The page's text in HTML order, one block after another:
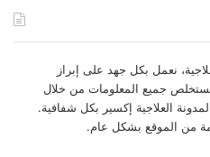
نعمل بكل جهد على إبراز
جميع المعلومات من خلال
العلاجية إكسير بكل شفافية.
من الموقع بشكل عام.